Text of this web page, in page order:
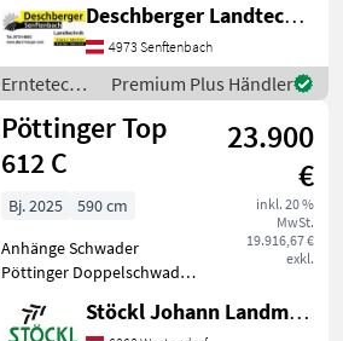
Schwadtuch Gebrauchter
Schwader Pöttinger TOP
461 N - Tandembereifung -
Tastrad -
Dämpfungsstreben - Warnt
Deschberger Landtechnik GmbH
4973 Senftenbach
Erntetechnik
Grünland /
Pöttinger
Premium Plus Händler
Pöttinger Top
612 C
23.900
€
inkl. 20 %
MwSt.
19.916,67 €
exkl.
Bj. 2025
590 cm
Anhänge Schwader
Pöttinger Doppelschwader
außenliegende Tasträder,
Stöckl Johann Landmaschinen GesmbH & Co KG